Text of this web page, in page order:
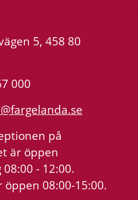
5, 458 80
000
på
är öppen
- 12:00.
08:00-15:00.